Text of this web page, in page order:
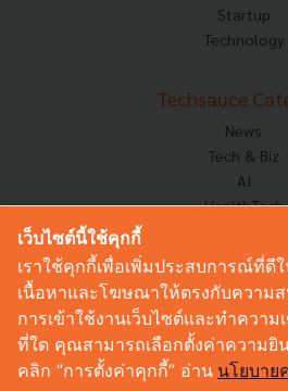
Startup
Technology
Techsauce
News
Tech & Biz
AI
HealthTech
Corp Innov
Saucy
Based On
Sustainable
Videos
Podcast
เว็บไซต์นี้ใช้คุกกี้
เราใช้คุกกี้เพื่อเพิ่มประสบการณ์ที่ดี
เนื้อหาและโฆษณาให้ตรงกับความส
การเข้าใช้งานเว็บไซต์และทำความ
ที่ใด คุณสามารถเลือกตั้งค่าความยิ
คลิก “การตั้งค่าคุกกี้” อ่าน นโยบาย